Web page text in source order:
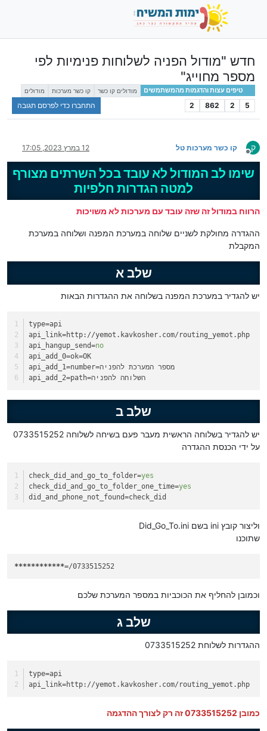
חדש "מודול הפניה לשלוחות פנימיות לפי
מספר מחוייג"
טיפים עצות והדגמות מהמשתמשים מודולים קו כשר קו כשר מערכות מודולים
5
2
862
2 התחברו כדי לפרסם תגובה
ק
מנותק
קו כשר מערכות טל 12 במרץ 2023, 17:05
שימו לב המודול לא עובד בכל השרתים מצורף
למטה הגדרות חלפיות
הרווח במודול זה שזה עובד עם מערכות לא משויכות
ההגדרה מחולקת לשניים שלוחה במערכת המפנה ושלוחה במערכת
המקבלת
שלב א
יש להגדיר במערכת המפנה בשלוחה את ההגדרות הבאות
type=api
api_link=http://yemot.kavkosher.com/routing_yemot.php
api_hangup_send=no
api_add_0=ok=OK
api_add_1
=number=מספר המערכת להפניה
api_add_2
=path=השלוחה להפניה
שלב ב
יש להגדיר בשלוחה הראשית מעבר פעם בשיחה לשלוחה 0733515252
על ידי הכנסת ההגדרה
check_did_and_go_to_folder=yes
check_did_and_go_to_folder_one_time=yes
did_and_phone_not_found=check_did
וליצור קובץ ini בשם Did_Go_To.ini
שתוכנו
************=/0733515252
וכמובן להחליף את הכוכביות במספר המערכת שלכם
שלב ג
ההגדרות לשלוחת 0733515252
type=api
api_link=http://yemot.kavkosher.com/routing_yemot.php
כמובן 0733515252 זה רק לצורך ההדגמה